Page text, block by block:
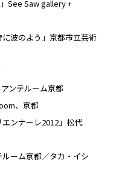
See Saw gallery +
波のよう」京都市立芸術
ンテルーム京都
、京都
ンナーレ2012」松代
ーム京都／タカ・イシ